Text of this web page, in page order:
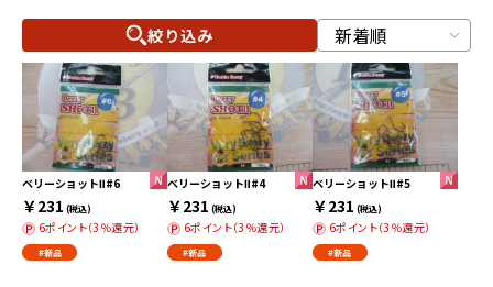
絞り込み
ベリーショットⅡ#6
￥231 (税込)
6ポイント（3％還元）
#新品
ベリーショットⅡ#4
￥231 (税込)
6ポイント（3％還元）
#新品
ベリーショットⅡ#5
￥231 (税込)
6ポイント（3％還元）
#新品